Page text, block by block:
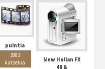
puintia
3983
katselua
New Hollan FX
48 &